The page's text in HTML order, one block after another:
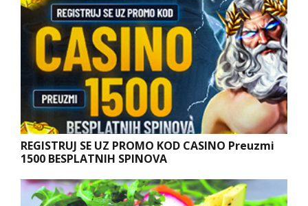
REGISTRUJ SE UZ PROMO KOD CASINO Preuzmi
1500 BESPLATNIH SPINOVA